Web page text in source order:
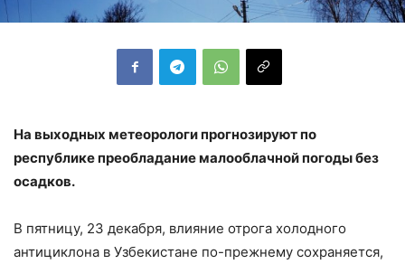
На выходных метеорологи прогнозируют по
республике преобладание малооблачной погоды без
осадков.
В пятницу, 23 декабря, влияние отрога холодного
антициклона в Узбекистане по-прежнему сохраняется,